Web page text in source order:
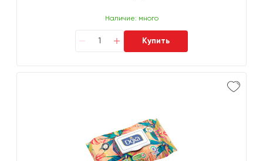
Наличие: много
Купить